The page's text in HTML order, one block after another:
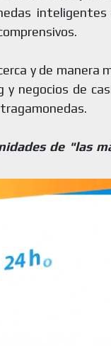
y de manera
y negocios de
de "las